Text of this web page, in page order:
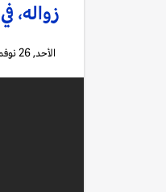
زواله،
الأحد, 26 نوفمبر, 2023 - 08:26 مساءً